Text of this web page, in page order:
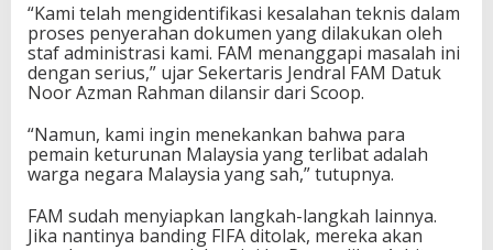
“Kami telah mengidentifikasi kesalahan teknis dalam
proses penyerahan dokumen yang dilakukan oleh
staf administrasi kami. FAM menanggapi masalah ini
dengan serius,” ujar Sekertaris Jendral FAM Datuk
Noor Azman Rahman dilansir dari Scoop.
“Namun, kami ingin menekankan bahwa para
pemain keturunan Malaysia yang terlibat adalah
warga negara Malaysia yang sah,” tutupnya.
FAM sudah menyiapkan langkah-langkah lainnya.
Jika nantinya banding FIFA ditolak, mereka akan